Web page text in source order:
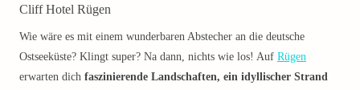
Cliff Hotel Rügen
Wie wäre es mit einem wunderbaren Abstecher an die deutsche
Ostseeküste? Klingt super? Na dann, nichts wie los! Auf Rügen
erwarten dich faszinierende Landschaften, ein idyllischer Strand